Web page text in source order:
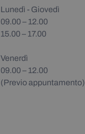
Lunedì - Giovedì
09.00 – 12.00
15.00 – 17.00
Venerdì
09.00 – 12.00
(Previo appuntamento)